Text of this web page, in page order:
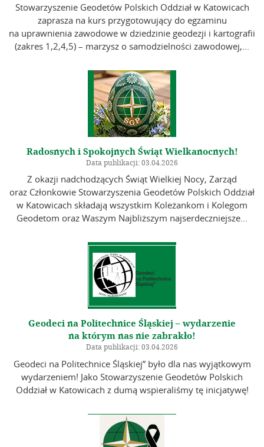
Stowarzyszenie Geodetów Polskich Oddział w Katowicach
zaprasza na kurs przygotowujący do egzaminu
na uprawnienia zawodowe w dziedzinie geodezji i kartografii
(zakres 1,2,4,5) – marzysz o samodzielności zawodowej,...
Radosnych i Spokojnych Świąt Wielkanocnych!
Data publikacji: 03.04.2026
Z okazji nadchodzących Świąt Wielkiej Nocy, Zarząd
oraz Członkowie Stowarzyszenia Geodetów Polskich Oddział
w Katowicach składają wszystkim Koleżankom i Kolegom
Geodetom oraz Waszym Najbliższym najserdeczniejsze...
Geodeci na Politechnice Śląskiej – wydarzenie
na którym nas nie zabrakło!
Data publikacji: 03.04.2026
Geodeci na Politechnice Śląskiej” było dla nas wyjątkowym
wydarzeniem! Jako Stowarzyszenie Geodetów Polskich
Oddział w Katowicach z dumą wspieraliśmy tę inicjatywę!